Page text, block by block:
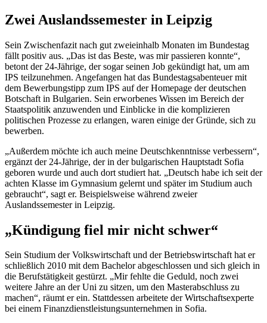
Zwei Auslandssemester in Leipzig
Sein Zwischenfazit nach gut zweieinhalb Monaten im Bundestag
fällt positiv aus. „Das ist das Beste, was mir passieren konnte“,
betont der 24-Jährige, der sogar seinen Job gekündigt hat, um am
IPS teilzunehmen. Angefangen hat das Bundestagsabenteuer mit
dem Bewerbungstipp zum IPS auf derHomepage der deutschen
Botschaft in Bulgarien. Sein erworbenes Wissen im Bereich der
Staatspolitik anzuwenden und Einblicke in die komplizieren
politischen Prozesse zu erlangen, waren einige der Gründe, sich zu
bewerben.
„Außerdem möchte ich auch meine Deutschkenntnisse verbessern“,
ergänzt der 24-Jährige, der in der bulgarischen Hauptstadt Sofia
geboren wurde und auch dort studiert hat. „Deutsch habe ich seit der
achten Klasse im Gymnasium gelernt und später im Studium auch
gebraucht“, sagt er. Beispielsweise während zweier
Auslandssemester in Leipzig.
„Kündigung fiel mir nicht schwer“
Sein Studium der Volkswirtschaft und der Betriebswirtschaft hat er
schließlich 2010 mit dem Bachelorabgeschlossen und sich gleich in
die Berufstätigkeit gestürzt. „Mir fehlte die Geduld, noch zwei
weitere Jahre an der Uni zu sitzen, um den Masterabschluss zu
machen“, räumt er ein. Stattdessen arbeitete der Wirtschaftsexperte
bei einem Finanzdienstleistungsunternehmen in Sofia.